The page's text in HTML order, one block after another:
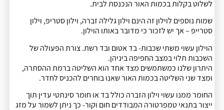
לשלוט בקלות בכמות האור הנכנסת לבית.
שמות נוספים לוילון זה הינם וילון גלילה זברה, וילון סטריפ, וילון
סטרייפ – אך יש לזכור כי מדובר באותו הוילון.
הוילון עשוי משתי שכבות- בד אטום ובד רשת. צורת הפעולה של
השכבות תלוי במצב החפיפה ביניהן.
היתרון שלנו כמשתמשים מצד אחד הוא השליטה ברמת ההסתרה,
ומצד שני השליטה בכמות האור שאנו בוחרים להכניס לחדר.
החומר ממנו עשוי וילון הזברה כולל בד או חומר סינתטי עדין תוך
ייצור בתנאי טמפרטורה המבודדים חום וקור- כך ניתן לשמור על מזג